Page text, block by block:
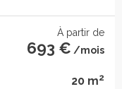
À partir de
693 € /mois
20 m2